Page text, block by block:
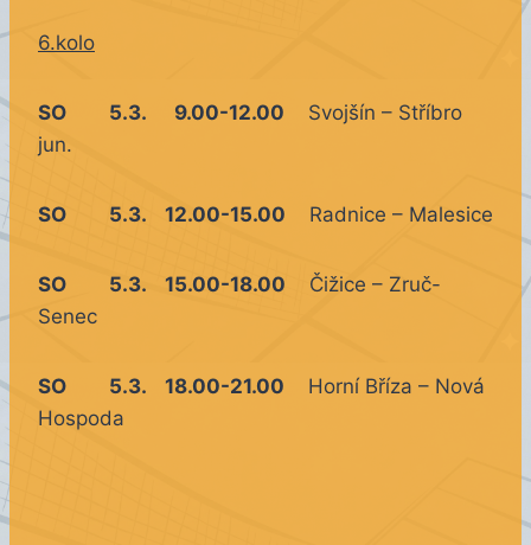
6.kolo
SO 5.3. 9.00-12.00 Svojšín – Stříbro
jun.
SO 5.3. 12.00-15.00 Radnice – Malesice
SO 5.3. 15.00-18.00 Čižice – Zruč-
Senec
SO 5.3. 18.00-21.00 Horní Bříza – Nová
Hospoda